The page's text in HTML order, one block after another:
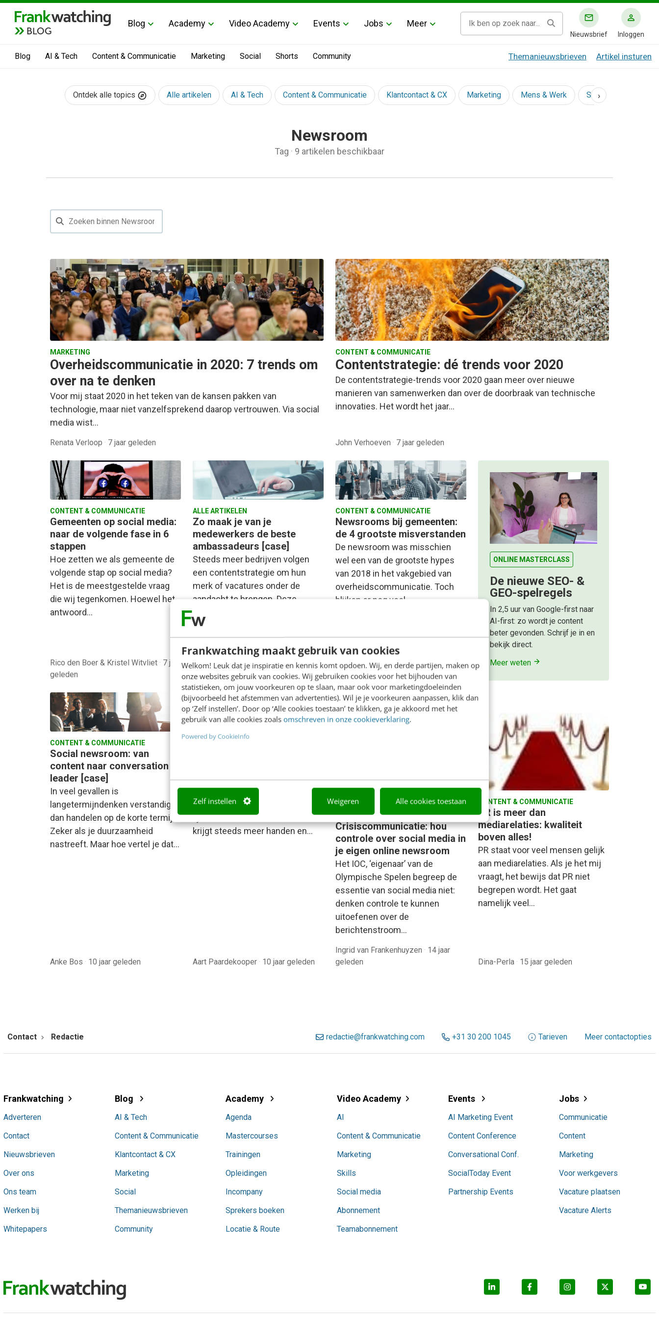
Frankwatching maakt gebruik van cookies
Welkom! Leuk dat je inspiratie en kennis komt opdoen. Wij, en derde partijen, maken op
onze websites gebruik van cookies. Wij gebruiken cookies voor het bijhouden van
statistieken, om jouw voorkeuren op te slaan, maar ook voor marketingdoeleinden
(bijvoorbeeld het afstemmen van advertenties). Wil je je voorkeuren aanpassen, klik dan
op ‘Zelf instellen’. Door op ‘Alle cookies toestaan’ te klikken, ga je akkoord met het
gebruik van alle cookies zoals omschreven in onze cookieverklaring.
Powered by CookieInfo
Zelf instellen Weigeren Alle cookies toestaan
BLOG
Blog Academy Video Academy Events Jobs Meer
Nieuwsbrief Inloggen
Blog AI & Tech Content & Communicatie Marketing Social Shorts Community Themanieuwsbrieven Artikel insturen
Ontdek alle topics Alle artikelen AI & Tech Content & Communicatie Klantcontact & CX Marketing Mens & Werk Social
›
Newsroom
Tag · 9 artikelen beschikbaar
MARKETING
Overheidscommunicatie in 2020: 7 trends om
over na te denken
Voor mij staat 2020 in het teken van de kansen pakken van
technologie, maar niet vanzelfsprekend daarop vertrouwen. Via social
media wist…
Renata Verloop · 7 jaar geleden
CONTENT & COMMUNICATIE
Contentstrategie: dé trends voor 2020
De contentstrategie-trends voor 2020 gaan meer over nieuwe
manieren van samenwerken dan over de doorbraak van technische
innovaties. Het wordt het jaar…
John Verhoeven · 7 jaar geleden
CONTENT & COMMUNICATIE
Gemeenten op social media:
naar de volgende fase in 6
stappen
Hoe zetten we als gemeente de
volgende stap op social media?
Het is de meestgestelde vraag
die wij tegenkomen. Hoewel het
antwoord…
Rico den Boer & Kristel Witvliet · 7 jaar
geleden
ALLE ARTIKELEN
Zo maak je van je
medewerkers de beste
ambassadeurs [case]
Steeds meer bedrijven volgen
een contentstrategie om hun
merk of vacatures onder de
aandacht te brengen. Deze
artikelen…
Martijn Rademakers· 7 jaar geleden
CONTENT & COMMUNICATIE
Newsrooms bij gemeenten:
de 4 grootste misverstanden
De newsroom was misschien
wel een van de grootste hypes
van 2018 in het vakgebied van
overheidscommunicatie. Toch
blijken er nog veel…
Rico den Boer & Kristel Witvliet
8 jaar
geleden
ONLINE MASTERCLASS
De nieuwe SEO- &
GEO-spelregels
In 2,5 uur van Google-first naar
AI-first: zo wordt je content
beter gevonden. Schrijf je in en
bekijk direct.
Meer weten
CONTENT & COMMUNICATIE
Social newsroom: van
content naar conversation
leader [case]
In veel gevallen is
langetermijndenken verstandiger
dan handelen op de korte termijn.
Zeker als je duurzaamheid
nastreeft. Maar hoe vertel je dat…
Anke Bos · 10 jaar geleden
CONTENT & COMMUNICATIE
het aan [cases]
Er is een ontwikkeling gaande in
overheidsland die niet te stoppen
lijkt. Het credo ‘buiten = binnen’
krijgt steeds meer handen en…
Aart Paardekooper · 10 jaar geleden
MARKETING
Crisiscommunicatie: hou
controle over social media in
je eigen online newsroom
Het IOC, ‘eigenaar’ van de
Olympische Spelen begreep de
essentie van social media niet:
denken controle te kunnen
uitoefenen over de
berichtenstroom…
Ingrid van Frankenhuyzen · 14 jaar
geleden
CONTENT & COMMUNICATIE
PR is meer dan
mediarelaties: kwaliteit
boven alles!
PR staat voor veel mensen gelijk
aan mediarelaties. Als je het mij
vraagt, het bewijs dat PR niet
begrepen wordt. Het gaat
namelijk veel…
Dina-Perla · 15 jaar geleden
Contact Redactie redactie@frankwatching.com +31 30 200 1045 Tarieven Meer contactopties
Frankwatching
Adverteren
Contact
Nieuwsbrieven
Over ons
Ons team
Werken bij
Whitepapers
Blog
AI & Tech
Content & Communicatie
Klantcontact & CX
Marketing
Social
Themanieuwsbrieven
Community
Academy
Agenda
Mastercourses
Trainingen
Opleidingen
Incompany
Sprekers boeken
Locatie & Route
Video Academy
AI
Content & Communicatie
Marketing
Skills
Social media
Abonnement
Teamabonnement
Events
AI Marketing Event
Content Conference
Conversational Conf.
SocialToday Event
Partnership Events
Jobs
Communicatie
Content
Marketing
Voor werkgevers
Vacature plaatsen
Vacature Alerts